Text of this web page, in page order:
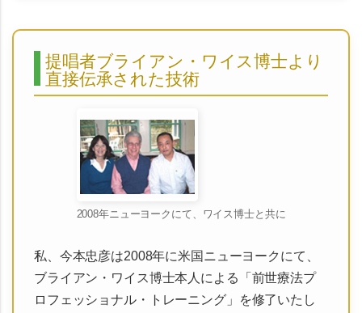
提唱者ブライアン・ワイス博士より
直接伝承された技術
2008年ニューヨークにて、ワイス博士と共に
私、今本忠彦は2008年に米国ニューヨークにて、
ブライアン・ワイス博士本人による「前世療法プ
ロフェッショナル・トレーニング」を修了いたし